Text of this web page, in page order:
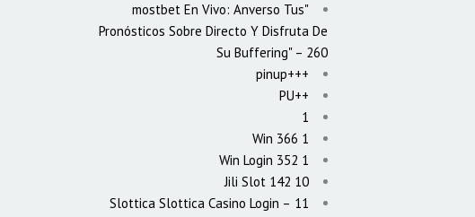
"mostbet En Vivo: Anverso Tus
Pronósticos Sobre Directo Y Disfruta De
Su Buffering" – 260
+++pinup
++PU
1
1 Win 366
1 Win Login 352
10 Jili Slot 142
11 Slottica Slottica Casino Login –